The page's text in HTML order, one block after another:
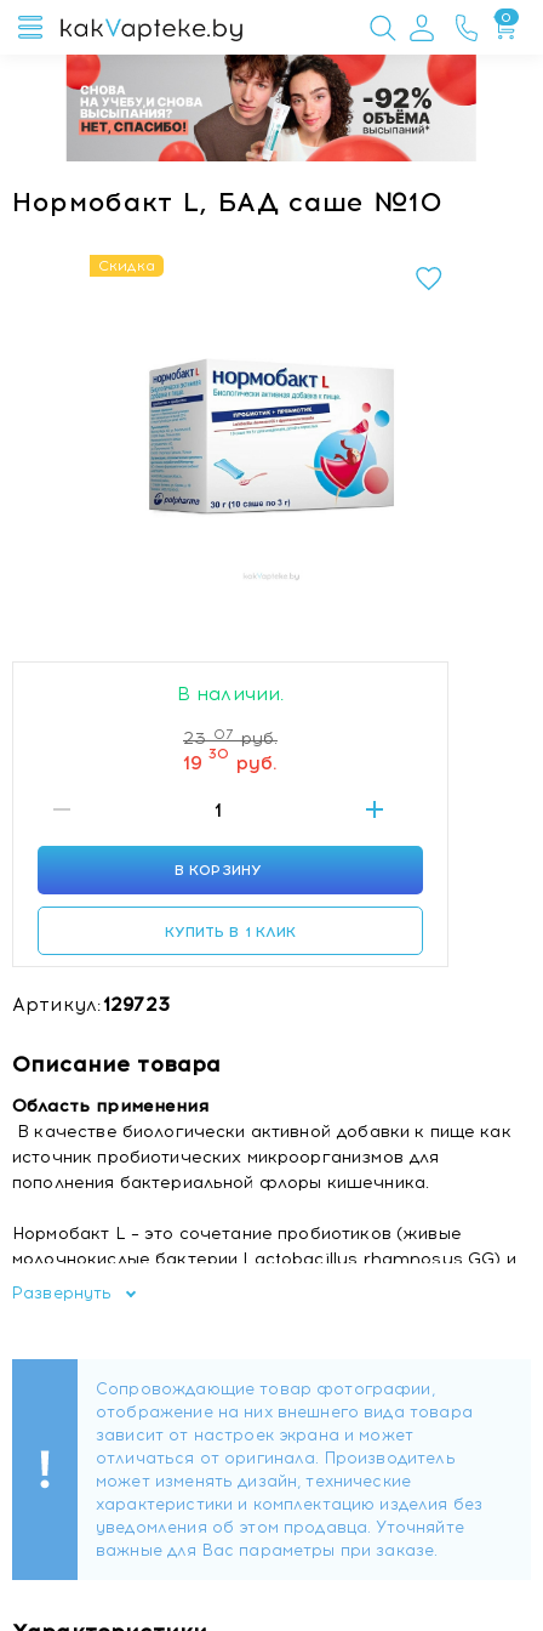
0
Нормобакт L, БАД саше №10
Скидка
В наличии.
23 07 руб.
19 30 руб.
В КОРЗИНУ
КУПИТЬ В 1 КЛИК
Артикул:129723
Описание товара
Область применения
В качестве биологически активной добавки к пище как
источник пробиотических микроорганизмов для
пополнения бактериальной флоры кишечника.
Нормобакт L – это сочетание пробиотиков (живые
молочнокислые бактерии Lactobacillus rhamnosus GG) и
пребиотиков (фруктоолигосахариды), которое
способствует восстанавлению иммунной устойчивости
организма.
Мальтодекстрин, лиофилизированные молочнокислые
бактерии Lactobacillus rhamnosus GG - 4х10^9 КОЕ,
фруктоолигосахариды, моно- и диглицериды жирных
Развернуть